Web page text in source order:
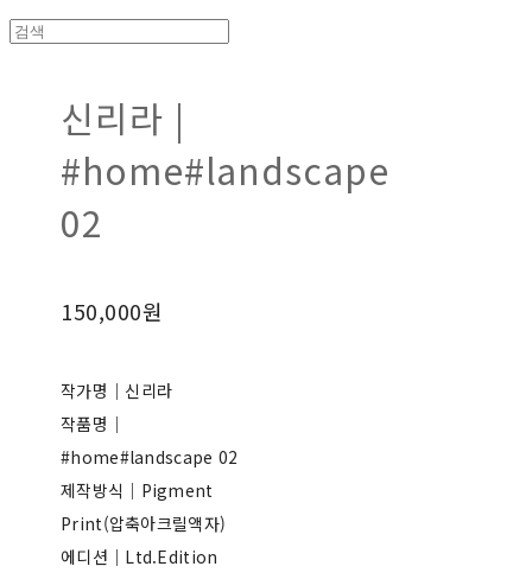
신리라 |
#home#landscape
02
150,000원
작가명｜신리라
작품명｜
#home#landscape 02
제작방식｜Pigment
Print(압축아크릴액자)
에디션｜Ltd.Edition